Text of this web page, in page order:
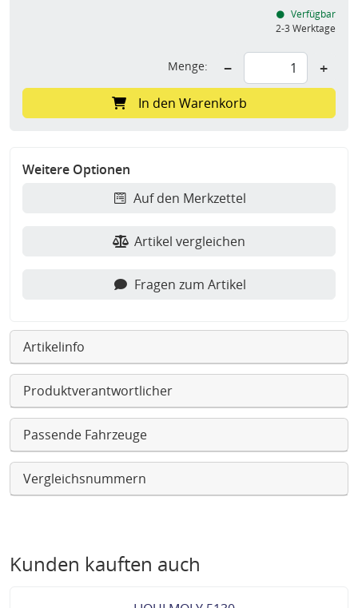
Verfügbar
2-3 Werktage
Menge: − +
In den Warenkorb
Weitere Optionen
Auf den Merkzettel
Artikel vergleichen
Fragen zum Artikel
Artikelinfo
Produktverantwortlicher
Passende Fahrzeuge
Vergleichsnummern
Kunden kauften auch